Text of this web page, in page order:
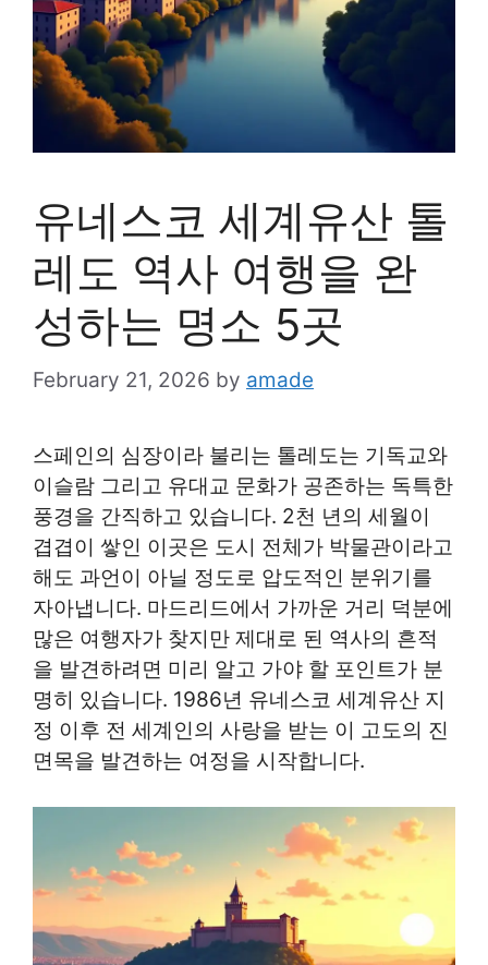
유네스코 세계유산 톨
레도 역사 여행을 완
성하는 명소 5곳
February 21, 2026 by amade
스페인의 심장이라 불리는 톨레도는 기독교와
이슬람 그리고 유대교 문화가 공존하는 독특한
풍경을 간직하고 있습니다. 2천 년의 세월이
겹겹이 쌓인 이곳은 도시 전체가 박물관이라고
해도 과언이 아닐 정도로 압도적인 분위기를
자아냅니다. 마드리드에서 가까운 거리 덕분에
많은 여행자가 찾지만 제대로 된 역사의 흔적
을 발견하려면 미리 알고 가야 할 포인트가 분
명히 있습니다. 1986년 유네스코 세계유산 지
정 이후 전 세계인의 사랑을 받는 이 고도의 진
면목을 발견하는 여정을 시작합니다.